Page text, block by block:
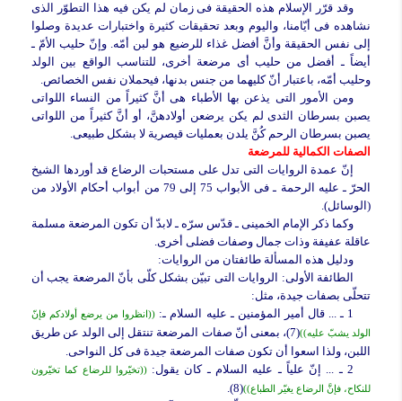
وقد قرّر الإسلام هذه الحقیقة فی زمان لم یکن فیه هذا التطوّر الذی
نشاهده فی أیّامنا، والیوم وبعد تحقیقات کثیرة واختبارات عدیدة وصلوا
إلى نفس الحقیقة وأنَّ أفضل غذاء للرضیع هو لبن أمّه. وإنّ حلیب الأمّ ـ
أیضاً ـ أفضل من حلیب أی مرضعة أخرى، للتناسب الواقع بین الولد
وحلیب أمّه، باعتبار أنّ کلیهما من جنس بدنها، فیحملان نفس الخصائص.
ومن الأمور التی یذعن بها الأطباء هی أنَّ کثیراً من النساء اللواتی
یصبن بسرطان الثدی لم یکن یرضعن أولادهنَّ، أو أنَّ کثیراً من اللواتی
یصبن بسرطان الرحم کُنَّ یلدن بعملیات قیصریة لا بشکل طبیعی.
الصفات الکمالیة للمرضعة
إنّ عمدة الروایات التی تدل على مستحبات الرضاع قد أوردها الشیخ
الحرّ ـ علیه الرحمة ـ فی الأبواب 75 إلى 79 من أبواب أحکام الأولاد من
(الوسائل).
وکما ذکر الإمام الخمینی ـ قدّس سرّه ـ لابدّ أن تکون المرضعة مسلمة
عاقلة عفیفة وذات جمال وصفات فضلى أخرى.
ودلیل هذه المسألة طائفتان من الروایات:
الطائفة الأولى: الروایات التی تبیّن بشکل کلّی بأنّ المرضعة یجب أن
تتحلّى بصفات جیدة، مثل:
1 ـ ... قال أمیر المؤمنین ـ علیه السلام ـ:
((انظروا من یرضع أولادکم فإنّ
الولد یشبّ علیه))
(7)، بمعنى أنّ صفات المرضعة تنتقل إلى الولد عن طریق
اللبن، ولذا اسعوا أن تکون صفات المرضعة جیدة فی کل النواحی.
2 ـ ... إنّ علیاً ـ علیه السلام ـ کان یقول:
((تخیّروا للرضاع کما تخیّرون
للنکاح، فإنَّ الرضاع یغیّر الطباع))(8).